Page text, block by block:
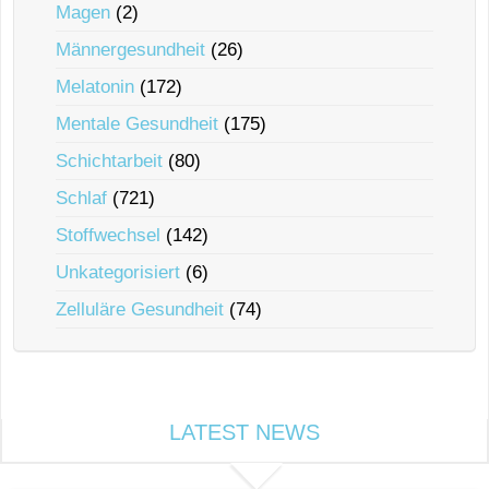
Magen (2)
Männergesundheit (26)
Melatonin (172)
Mentale Gesundheit (175)
Schichtarbeit (80)
Schlaf (721)
Stoffwechsel (142)
Unkategorisiert (6)
Zelluläre Gesundheit (74)
LATEST NEWS